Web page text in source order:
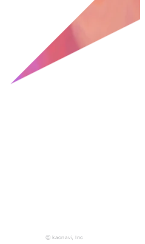
© kaonavi, Inc